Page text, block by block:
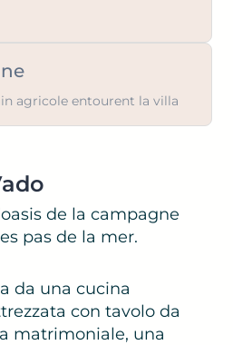
agricole entourent la villa
de la campagne
pas de la mer.
da una cucina
con tavolo da
matrimoniale, una